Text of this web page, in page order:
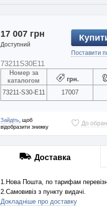
17 007 грн
Доступний
Поставити
73211S30E11
Номер за
каталогом
грн.
73211-S30-E11
17007
Зайдіть, щоб
відобразити знижку
До
Доставка
1.Нова Пошта, по тарифам
2.Самовивіз з пункту видачі.
Докладніше про доставку